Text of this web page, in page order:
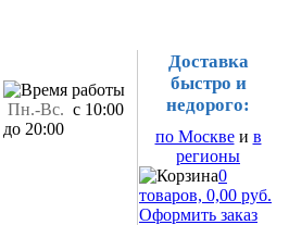
Пн.-Вс. с 10:00
до 20:00
Доставка
быстро и
недорого:
по Москвеи в
регионы
0
товаров, 0,00 руб.
Оформить заказ